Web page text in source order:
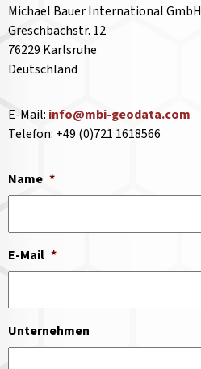
Michael Bauer International GmbH
Greschbachstr. 12
76229 Karlsruhe
Deutschland
E-Mail: info@mbi-geodata.com
Telefon: +49 (0)721 1618566
Name *
E-Mail *
Unternehmen